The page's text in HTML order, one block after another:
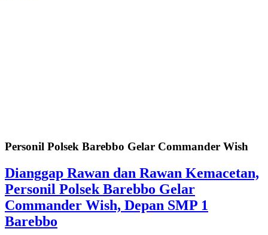
Personil Polsek Barebbo Gelar Commander Wish
Dianggap Rawan dan Rawan Kemacetan,
Personil Polsek Barebbo Gelar
Commander Wish, Depan SMP 1
Barebbo